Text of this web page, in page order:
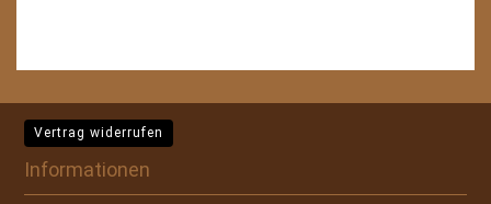
Vertrag widerrufen
Informationen